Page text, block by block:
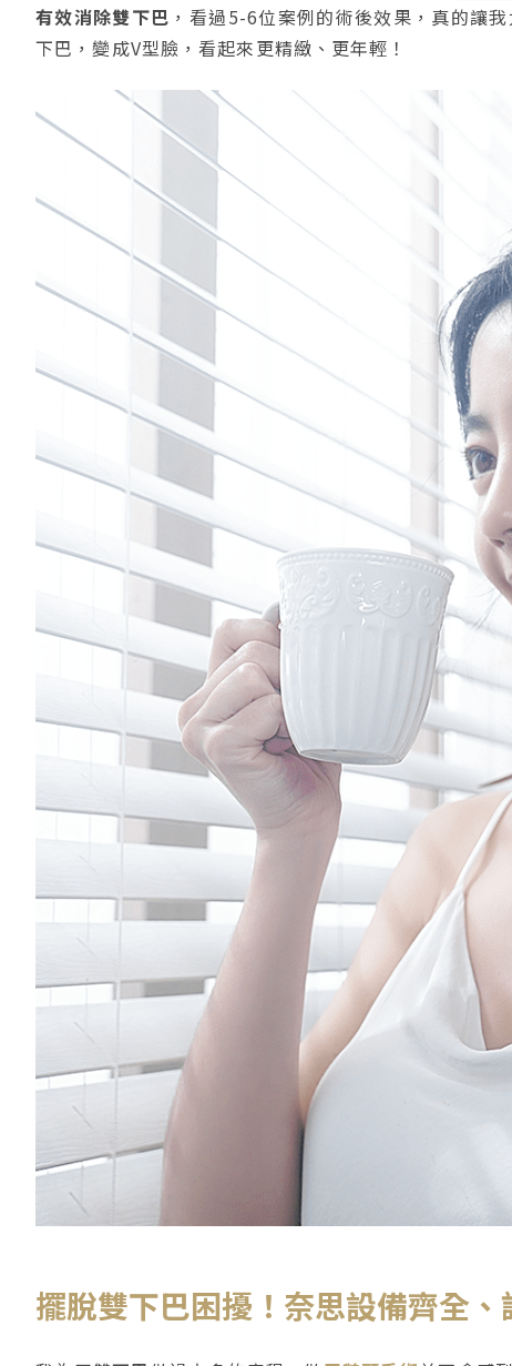
有效消除雙下巴 ，看過5-6位案例的術後效果，真的讓
下巴，變成V型臉，看起來更精緻、更年輕！
擺脫雙下巴困擾！奈思設備齊全